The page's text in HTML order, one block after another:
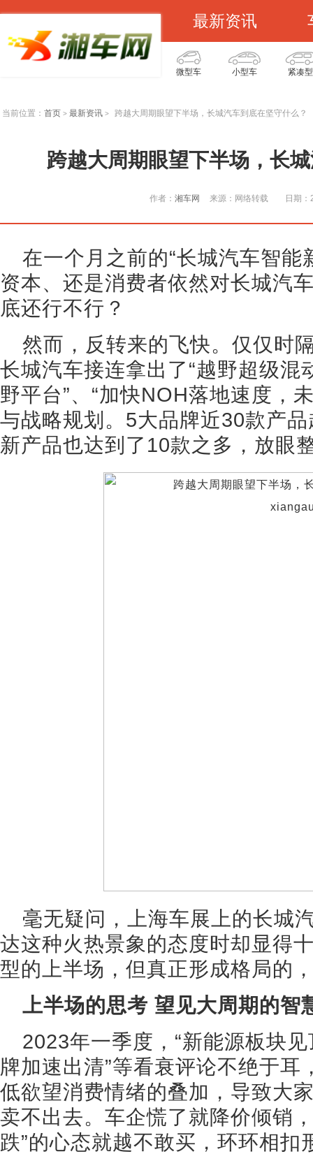
最新资讯
微型车 小型车 紧凑型
当前位置： 首页 > 最新资讯 > 跨越大周期眼望下半场，长城汽车到底在坚守什么？
跨越大周期眼望下半场，长
作者： 湘车网 来源：网络转载 日期
在一个月之前的“长城汽车智能
资本、还是消费者依然对长城汽
底还行不行？
然而，反转来的飞快。仅仅时
长城汽车接连拿出了“越野超级混
野平台”、“加快NOH落地速度，
与战略规划。5大品牌近30款产
新产品也达到了10款之多，放眼
毫无疑问，上海车展上的长城
达这种火热景象的态度时却显得
型的上半场，但真正形成格局的
上半场的思考 望见大周期的智
2023年一季度，“新能源板块
牌加速出清”等看衰评论不绝于
低欲望消费情绪的叠加，导致大
卖不出去。车企慌了就降价倾销
跌”的心态就越不敢买，环环相